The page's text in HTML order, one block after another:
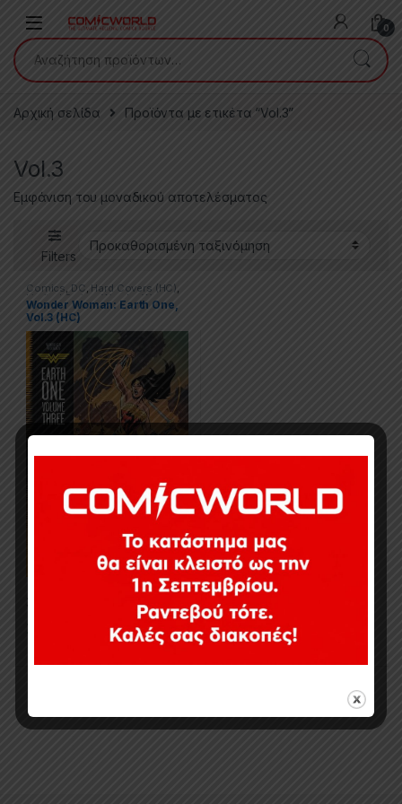
0
Αναζήτηση για:
Αρχική σελίδα Προϊόντα με ετικέτα “Vol.3”
Vol.3
Εμφάνιση του μοναδικού αποτελέσματος
Filters
Comics, DC , Hard Covers (HC),
Limited Series Wonder Woman
Wonder Woman: Earth One,
Vol.3 (HC)